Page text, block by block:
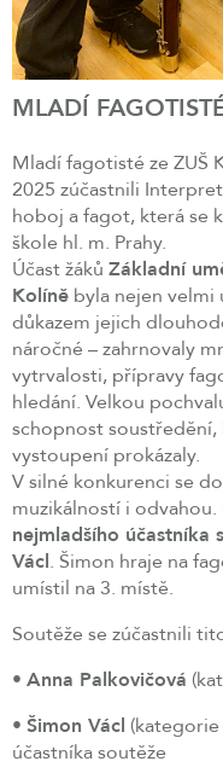
MLADÍ
Mladí fagotisté ze ZUŠ
2025 zúčastnili
hoboj a fagot, která se
škole hl. m. Prahy.
Účast žáků Základní
Kolíně byla nejen velmi
důkazem jejich
náročné – zahrnovaly
vytrvalosti, přípravy
hledání. Velkou
schopnost
vystoupení prokázaly.
V silné konkurenci se
muzikálností i odvahou.
nejmladšího účastníka
Václ. Šimon hraje na
umístil na 3. místě.
Soutěže se zúčastnili
• Anna Palkovičová
• Šimon Václ
účastníka soutěže